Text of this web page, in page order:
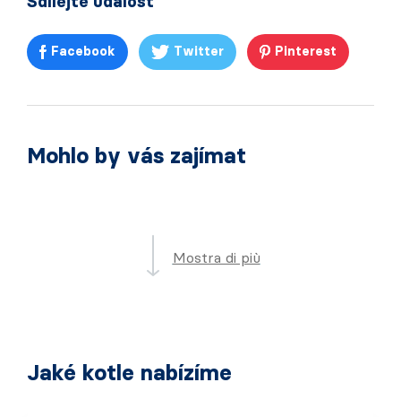
Facebook Twitter Pinterest
Mohlo by vás zajímat
Mostra di più
Jaké kotle nabízíme